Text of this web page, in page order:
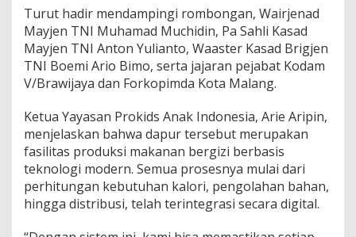
P
r
o
k
i
d
i
M
a
l
a
n
g
Turut hadir mendampingi rombongan, Wairjenad
Mayjen TNI Muhamad Muchidin, Pa Sahli Kasad
Mayjen TNI Anton Yulianto, Waaster Kasad Brigjen
TNI Boemi Ario Bimo, serta jajaran pejabat Kodam
V/Brawijaya dan Forkopimda Kota Malang.
Ketua Yayasan Prokids Anak Indonesia, Arie Aripin,
menjelaskan bahwa dapur tersebut merupakan
fasilitas produksi makanan bergizi berbasis
teknologi modern. Semua prosesnya mulai dari
perhitungan kebutuhan kalori, pengolahan bahan,
hingga distribusi, telah terintegrasi secara digital.